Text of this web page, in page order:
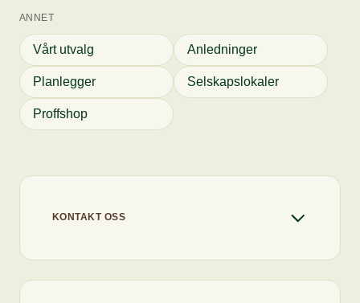
ANNET
Vårt utvalg Anledninger
Planlegger Selskapslokaler
Proffshop
KONTAKT OSS